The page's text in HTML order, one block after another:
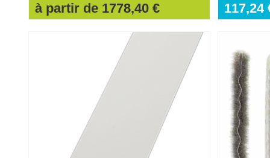
à partir de 1778,40 € 117,24